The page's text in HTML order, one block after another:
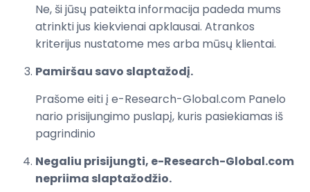
Ne, ši jūsų pateikta informacija padeda mums
atrinkti jus kiekvienai apklausai. Atrankos
kriterijus nustatome mes arba mūsų klientai.
Pamiršau savo slaptažodį.
Prašome eiti į e-Research-Global.com Panelo
nario prisijungimo puslapį, kuris pasiekiamas iš
pagrindinio
Negaliu prisijungti, e-Research-Global.com
nepriima slaptažodžio.